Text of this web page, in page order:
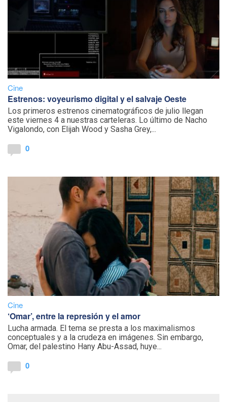
Cine
Estrenos: voyeurismo digital y el salvaje Oeste
Los primeros estrenos cinematográficos de julio llegan
este viernes 4 a nuestras carteleras. Lo último de Nacho
Vigalondo, con Elijah Wood y Sasha Grey,...
0
Cine
‘Omar’, entre la represión y el amor
Lucha armada. El tema se presta a los maximalismos
conceptuales y a la crudeza en imágenes. Sin embargo,
Omar, del palestino Hany Abu-Assad, huye...
0